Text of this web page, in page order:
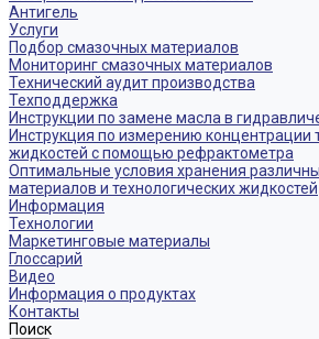
Антигель
Услуги
Подбор смазочных материалов
Мониторинг смазочных материалов
Технический аудит производства
Техподдержка
Инструкции по замене масла в
Инструкция по измерению концентрации
жидкостей с помощью рефрактометра
Оптимальные условия хранения
материалов и технологических жидкостей
Информация
Технологии
Маркетинговые материалы
Глоссарий
Видео
Информация о продуктах
Контакты
Поиск